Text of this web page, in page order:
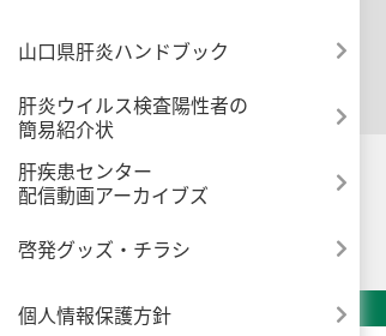
山口県肝炎ハンドブック
肝炎ウイルス検査陽性者の
簡易紹介状
肝疾患センター
配信動画アーカイブズ
啓発グッズ・チラシ
個人情報保護方針